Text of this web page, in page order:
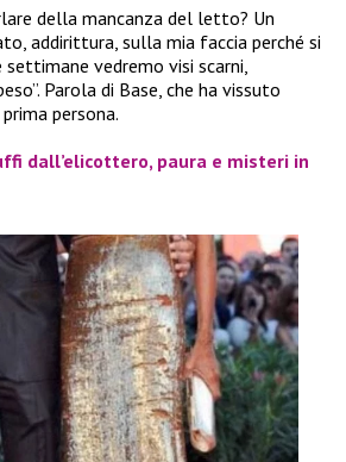
della mancanza del letto? Un
addirittura, sulla mia faccia perché si
vedremo visi scarni,
Parola di Base, che ha vissuto
persona.
dall’elicottero, paura e misteri in